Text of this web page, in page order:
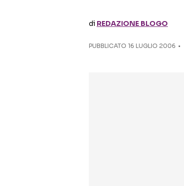
di REDAZIONE BLOGO
PUBBLICATO 16 LUGLIO 2006